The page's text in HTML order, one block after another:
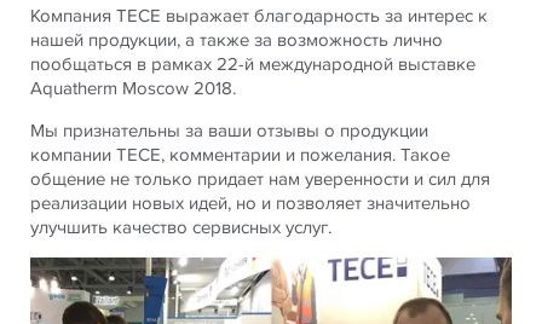
Компания ТЕСЕ выражает благодарность за интерес к
нашей продукции, а также за возможность лично
пообщаться в рамках 22-й международной выставке
Aquatherm Moscow 2018.
Мы признательны за ваши отзывы о продукции
компании ТЕСЕ, комментарии и пожелания. Такое
общение не только придает нам уверенности и сил для
реализации новых идей, но и позволяет значительно
улучшить качество сервисных услуг.